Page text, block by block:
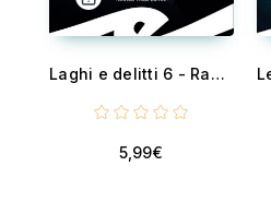
Laghi e delitti 6 - Racconti finalisti del Concorso Letterario Internazionale Ceresio in Giallo 2025
5,99€